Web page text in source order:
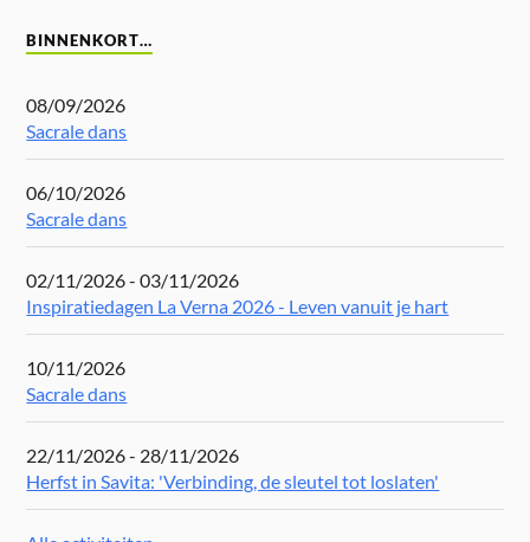
BINNENKORT…
08/09/2026
Sacrale dans
06/10/2026
Sacrale dans
02/11/2026 - 03/11/2026
Inspiratiedagen La Verna 2026 - Leven vanuit je hart
10/11/2026
Sacrale dans
22/11/2026 - 28/11/2026
Herfst in Savita: 'Verbinding, de sleutel tot loslaten'